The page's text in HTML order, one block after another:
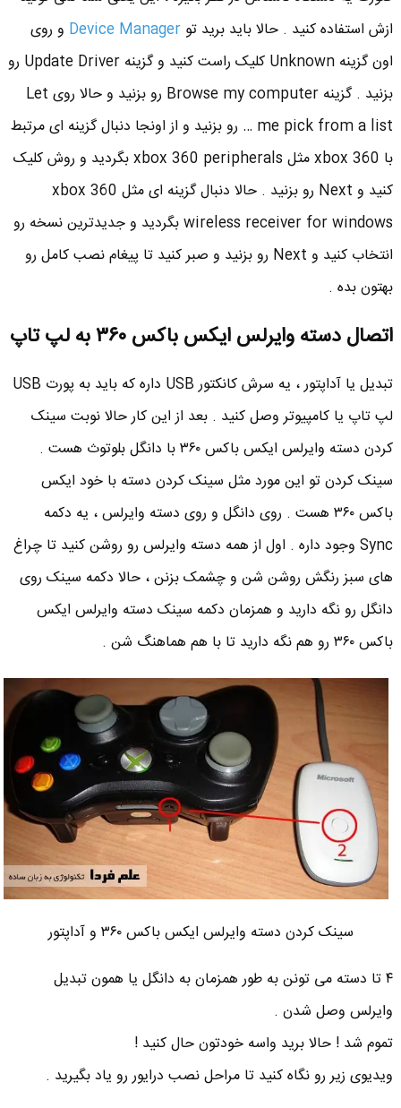
ازش استفاده کنید . حالا باید برید تو Device Manager و روی
اون گزینه Unknown کلیک راست کنید و گزینه Update Driver رو
بزنید . گزینه Browse my computer رو بزنید و حالا روی Let
me pick from a list … رو بزنید و از اونجا دنبال گزینه ای مرتبط
با xbox 360 مثل xbox 360 peripherals بگردید و روش کلیک
کنید و Next رو بزنید . حالا دنبال گزینه ای مثل xbox 360
wireless receiver for windows بگردید و جدیدترین نسخه رو
انتخاب کنید و Next رو بزنید و صبر کنید تا پیغام نصب کامل رو
بهتون بده .
اتصال دسته وایرلس ایکس باکس ۳۶۰ به لپ تاپ
تبدیل یا آداپتور ، یه سرش کانکتور USB داره که باید به پورت USB
لپ تاپ یا کامپیوتر وصل کنید . بعد از این کار حالا نوبت سینک
کردن دسته وایرلس ایکس باکس ۳۶۰ با دانگل بلوتوث هست .
سینک کردن تو این مورد مثل سینک کردن دسته با خود ایکس
باکس ۳۶۰ هست . روی دانگل و روی دسته وایرلس ، یه دکمه
Sync وجود داره . اول از همه دسته وایرلس رو روشن کنید تا چراغ
های سبز رنگش روشن شن و چشمک بزنن ، حالا دکمه سینک روی
دانگل رو نگه دارید و همزمان دکمه سینک دسته وایرلس ایکس
باکس ۳۶۰ رو هم نگه دارید تا با هم هماهنگ شن .
سینک کردن دسته وایرلس ایکس باکس ۳۶۰ و آداپتور
۴ تا دسته می تونن به طور همزمان به دانگل یا همون تبدیل
وایرلس وصل شدن .
تموم شد ! حالا برید واسه خودتون حال کنید !
ویدیوی زیر رو نگاه کنید تا مراحل نصب درایور رو یاد بگیرید .